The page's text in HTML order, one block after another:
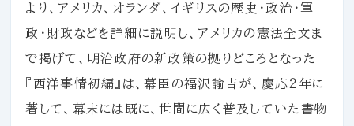
より、アメリカ、オランダ、イギリスの歴史・政治・軍
政・財政などを詳細に説明し、アメリカの憲法全文ま
で掲げて、明治政府の新政策の拠りどころとなった
『西洋事情初編』は、幕臣の福沢諭吉が、慶応２年に
著して、幕末には既に、世間に広く普及していた書物